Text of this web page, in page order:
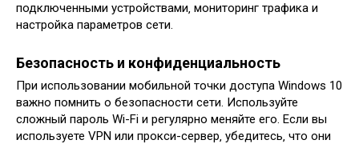
подключенными устройствами‚ мониторинг трафика и
настройка параметров сети.
Безопасность и конфиденциальность
При использовании мобильной точки доступа Windows 10
важно помнить о безопасности сети. Используйте
сложный пароль Wi-Fi и регулярно меняйте его. Если вы
используете VPN или прокси-сервер‚ убедитесь‚ что они